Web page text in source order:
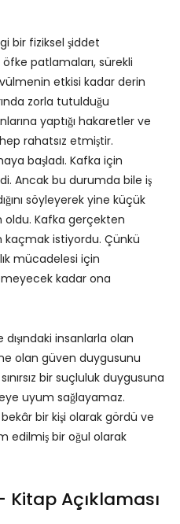
bir fiziksel şiddet
patlamaları, sürekli
etkisi kadar derin
zorla tutulduğu
yaptığı hakaretler ve
rahatsız etmiştir.
başladı. Kafka için
Ancak bu durumda bile iş
söyleyerek yine küçük
Kafka gerçekten
kaçmak istiyordu. Çünkü
mücadelesi için
kadar ona
insanlarla olan
olan güven duygusunu
bir suçluluk duygusuna
uyum sağlayamaz.
bir kişi olarak gördü ve
edilmiş bir oğul olarak
Açıklaması